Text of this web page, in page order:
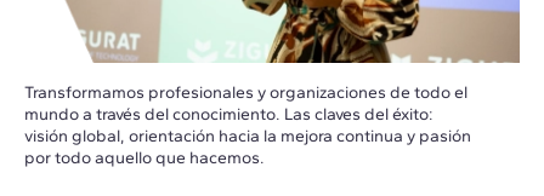
Transformamos profesionales y organizaciones de todo el
mundo a través del conocimiento. Las claves del éxito:
visión global, orientación hacia la mejora continua y pasión
por todo aquello que hacemos.